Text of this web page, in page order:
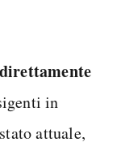
in
attuale,